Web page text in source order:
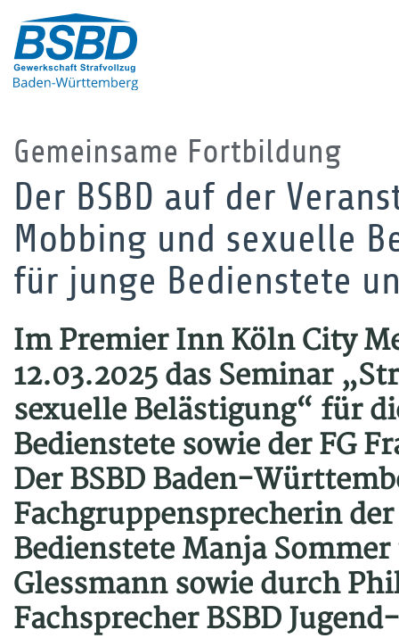
Gemeinsame Fortbildung
Der BSBD auf der
Mobbing und sexuelle
für junge Bedienstete
Im Premier Inn Köln City
12.03.2025 das Seminar
sexuelle Belästigung“ für
Bedienstete sowie der FG
Der BSBD Baden-
Fachgruppensprecherin
Bedienstete Manja
Glessmann sowie durch
Fachsprecher BSBD